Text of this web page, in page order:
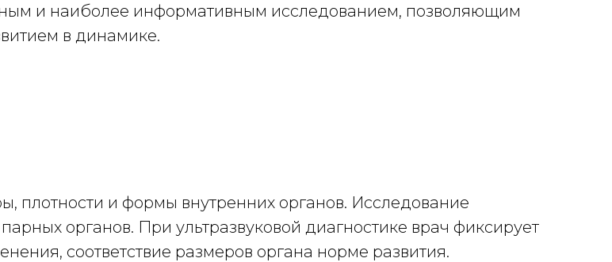
и наиболее информативным исследованием, позволяющим
в динамике.
плотности и формы внутренних органов. Исследование
органов. При ультразвуковой диагностике врач фиксирует
соответствие размеров органа норме развития.